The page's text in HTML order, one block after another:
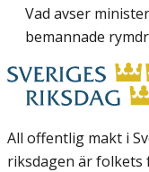
Vad avser
bemannade
All offentlig makt i
riksdagen är